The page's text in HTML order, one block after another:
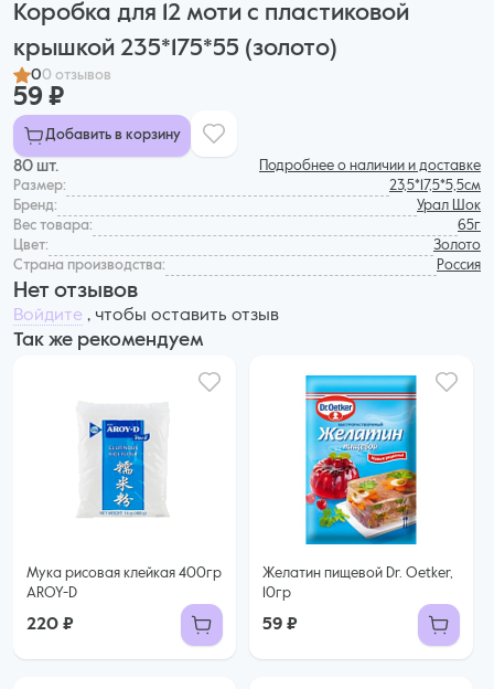
Коробка для 12 моти с пластиковой
крышкой 235*175*55 (золото)
00 отзывов
59 ₽
Добавить в корзину
80 шт.
Подробнее о наличии и доставке
Размер:
23,5*17,5*5,5см
Бренд:
Урал Шок
Вес товара:
65г
Цвет:
Золото
Страна производства:
Россия
Нет отзывов
Войдите , чтобы оставить отзыв
Так же рекомендуем
Мука рисовая клейкая 400гр
AROY-D
220 ₽
Желатин пищевой Dr. Oetker,
10гр
59 ₽